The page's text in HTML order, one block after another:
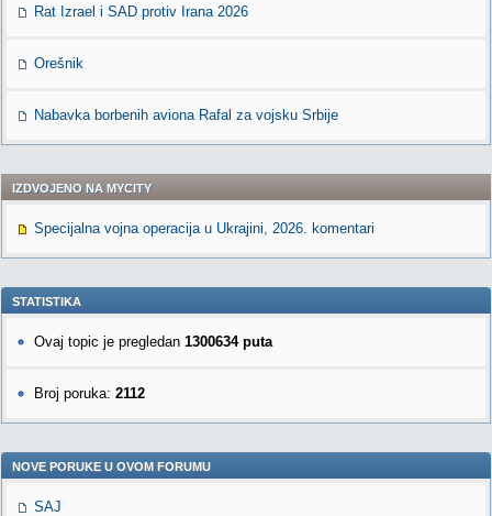
Rat Izrael i SAD protiv Irana 2026
Orešnik
Nabavka borbenih aviona Rafal za vojsku Srbije
IZDVOJENO NA MYCITY
Specijalna vojna operacija u Ukrajini, 2026. komentari
STATISTIKA
Ovaj topic je pregledan 1300634 puta
Broj poruka: 2112
NOVE PORUKE U OVOM FORUMU
SAJ